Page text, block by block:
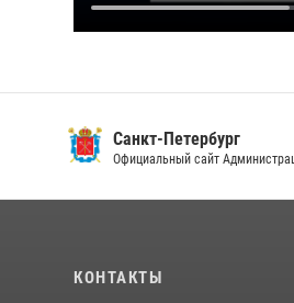
Санкт-Петербург
Официальный сайт
КОНТАКТЫ